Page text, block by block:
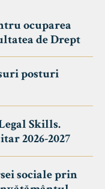
ocuparea
de Drept
posturi
Skills.
2026-2027
sociale prin